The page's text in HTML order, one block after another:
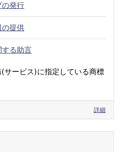
の発行
の提供
る助言
サービス)に指定している商標
詳細